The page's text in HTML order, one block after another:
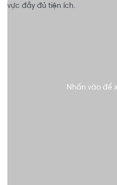
Nhấn vào để